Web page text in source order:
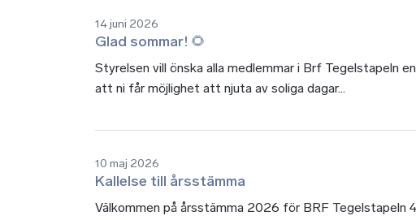
14 juni 2026
Glad sommar! 🌻
Styrelsen vill önska alla medlemmar i Brf Tegelstapeln
att ni får möjlighet att njuta av soliga dagar...
10 maj 2026
Kallelse till årsstämma
Välkommen på årsstämma 2026 för BRF Tegelstapeln